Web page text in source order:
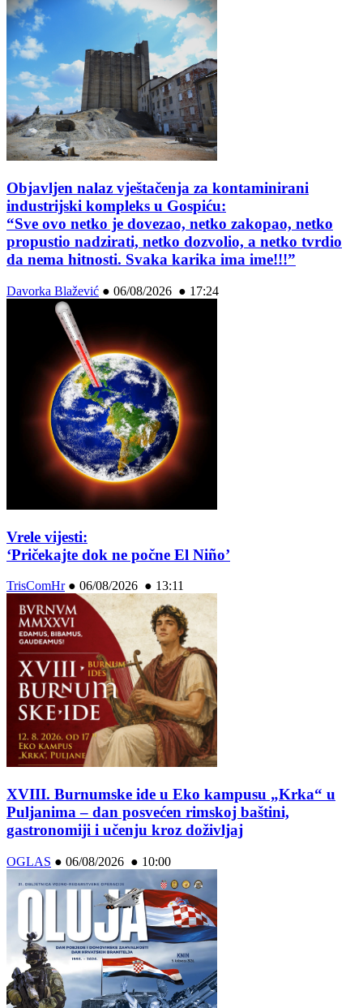
Objavljen nalaz vještačenja za kontaminirani
industrijski kompleks u Gospiću:
“Sve ovo netko je dovezao, netko zakopao, netko
propustio nadzirati, netko dozvolio, a netko tvrdio
da nema hitnosti. Svaka karika ima ime!!!”
Davorka Blažević ● 06/08/2026 ● 17:24
Vrele vijesti:
‘Pričekajte dok ne počne El Niño’
TrisComHr● 06/08/2026 ● 13:11
XVIII. Burnumske ide u Eko kampusu „Krka“ u
Puljanima – dan posvećen rimskoj baštini,
gastronomiji i učenju kroz doživljaj
OGLAS ● 06/08/2026 ● 10:00